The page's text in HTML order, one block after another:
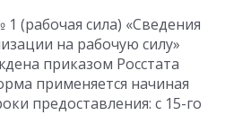
(рабочая сила) «Сведения
на рабочую силу»
приказом Росстата
применяется начиная
предоставления: с 15-го